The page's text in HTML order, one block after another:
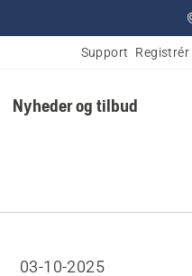
Support
Nyheder og tilbud
03-10-2025